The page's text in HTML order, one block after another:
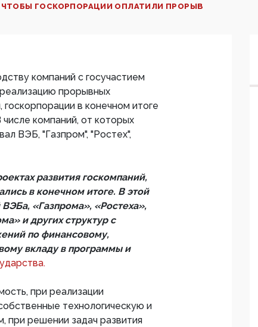
ГОСКОРПОРАЦИИ ОПЛАТИЛИ ПРОРЫВ
компаний с госучастием
прорывных
в конечном итоге
компаний, от которых
ВЭБ, "Газпром", "Ростех",
развития госкомпаний,
в конечном итоге. В этой
«Газпрома», «Ростеха»,
и других структур с
по финансовому,
вкладу в программы и
при реализации
технологическую и
при решении задач развития